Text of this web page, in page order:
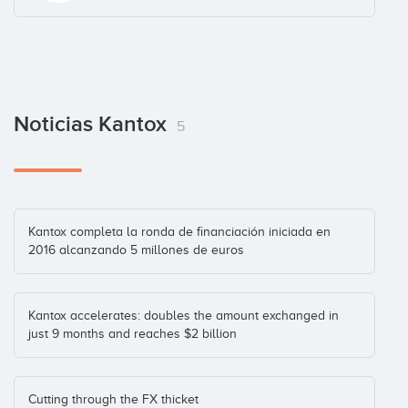
Juan Margenat
Noticias Kantox 5
Kantox completa la ronda de financiación iniciada en
2016 alcanzando 5 millones de euros
Kantox accelerates: doubles the amount exchanged in
just 9 months and reaches $2 billion
Cutting through the FX thicket